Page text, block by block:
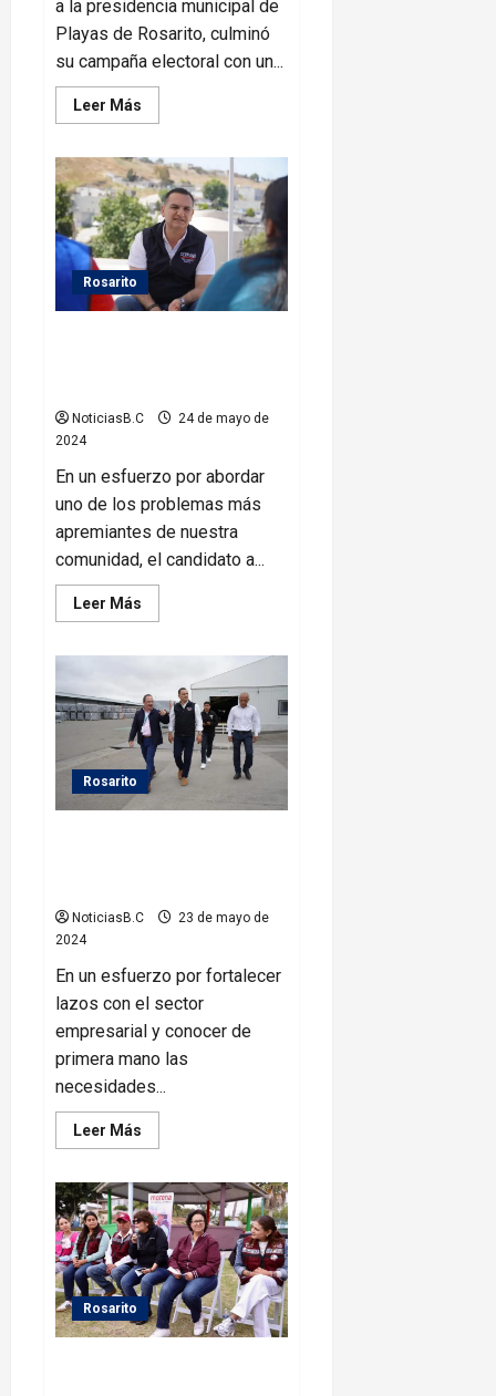
a la presidencia municipal de
Playas de Rosarito, culminó
su campaña electoral con un...
Leer Más
más
Fernando
Serrano
realiza
cierre
de
campaña
en
Rosarito
Rosarito
NoticiasB.C
24 de mayo de
2024
En un esfuerzo por abordar
uno de los problemas más
apremiantes de nuestra
comunidad, el candidato a...
Leer Más
más
Serrano
promete
crear
la
Dirección
de
la
Salud
Rosarito
NoticiasB.C
23 de mayo de
2024
En un esfuerzo por fortalecer
lazos con el sector
empresarial y conocer de
primera mano las
necesidades...
Leer Más
más
Fernando
Serrano
visita
las
instalaciones
de
HISENSE
Rosarito
Rosarito